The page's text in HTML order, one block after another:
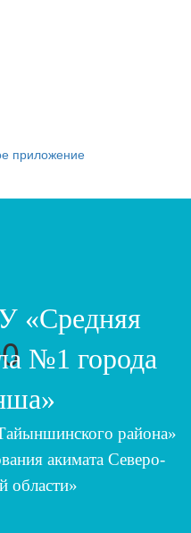
приложение
«Средняя
№1 города
района»
акимата Северо-
области»